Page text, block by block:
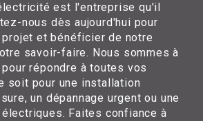
est l'entreprise qu'il
nous dès aujourd'hui pour
et bénéficier de notre
savoir-faire. Nous sommes à
répondre à toutes vos
soit pour une installation
un dépannage urgent ou une
Faites confiance à